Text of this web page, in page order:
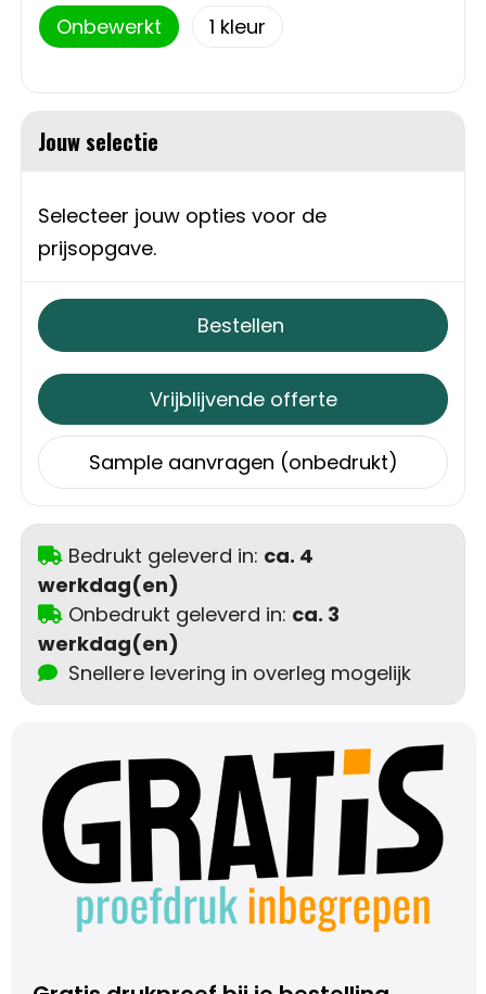
Sweaters
Vesten
Schoenen
Gilets
Matrozentassen
Opvouwbare tassen
Papieren tassen
Picknicktassen en manden
Reistassen
Reistassensets
Rugzakken
Schoudertassen
Sporttassen
Strandtassen
Toilettassen
Autotassen
Golftassen
Collegetassen
Onbewerkt 1
Jouw selectie
Selecteer jouw opties voor de
prijsopgave.
Bestellen
Vrijblijvende offerte
Sample aanvragen (onbedrukt)
Bedrukt geleverd in: ca. 4
werkdag(en)
Onbedrukt geleverd in: ca. 3
werkdag(en)
Snellere levering in overleg mogelijk